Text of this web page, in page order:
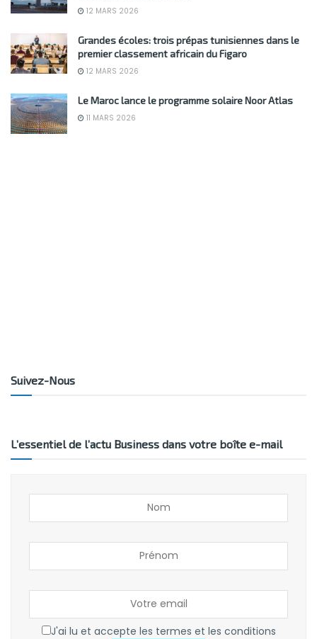
12 MARS 2026
Grandes écoles: trois prépas tunisiennes dans le
premier classement africain du Figaro
12 MARS 2026
Le Maroc lance le programme solaire Noor Atlas
11 MARS 2026
Suivez-Nous
L’essentiel de l’actu Business dans votre boîte e-mail
J'ai lu et accepte les termes et les conditions